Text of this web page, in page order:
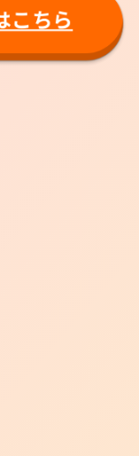
こちら